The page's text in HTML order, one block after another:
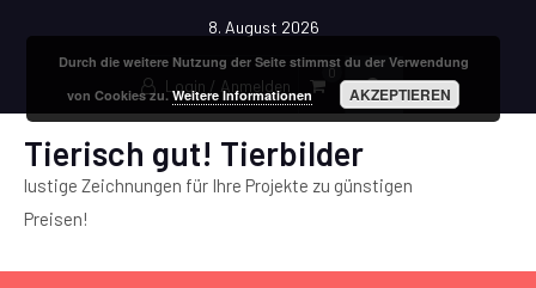
8. August 2026
Login / Anmelden
0
Tierisch gut! Tierbilder
lustige Zeichnungen für Ihre Projekte zu günstigen
Preisen!
Durch die weitere Nutzung der Seite stimmst du der Verwendung
von Cookies zu.Weitere Informationen AKZEPTIEREN